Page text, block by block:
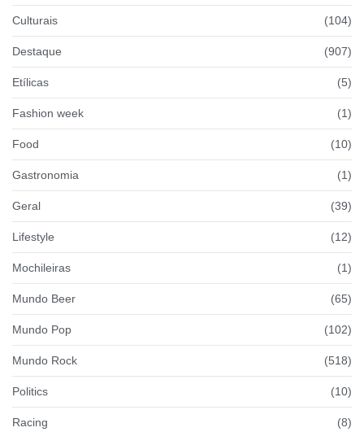
Culturais (104)
Destaque (907)
Etílicas (5)
Fashion week (1)
Food (10)
Gastronomia (1)
Geral (39)
Lifestyle (12)
Mochileiras (1)
Mundo Beer (65)
Mundo Pop (102)
Mundo Rock (518)
Politics (10)
Racing (8)